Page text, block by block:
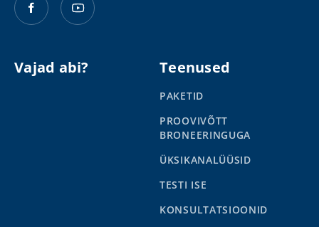
Vajad abi? Teenused
PAKETID
PROOVIVÕTT
BRONEERINGUGA
ÜKSIKANALÜÜSID
TESTI ISE
KONSULTATSIOONID